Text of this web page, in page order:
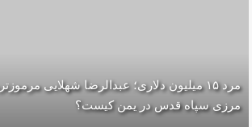
مرد ۱۵ میلیون دلاری؛ عبدالرضا شهلایی
مرزی سپاه قدس در یمن کیست؟